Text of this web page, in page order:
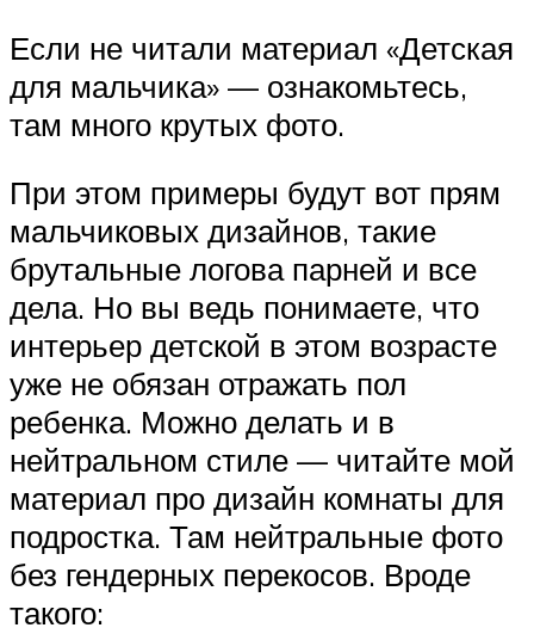
Если не читали материал «Детская
для мальчика» — ознакомьтесь,
там много крутых фото.
При этом примеры будут вот прям
мальчиковых дизайнов, такие
брутальные логова парней и все
дела. Но вы ведь понимаете, что
интерьер детской в этом возрасте
уже не обязан отражать пол
ребенка. Можно делать и в
нейтральном стиле — читайте мой
материал про дизайн комнаты для
подростка. Там нейтральные фото
без гендерных перекосов. Вроде
такого: